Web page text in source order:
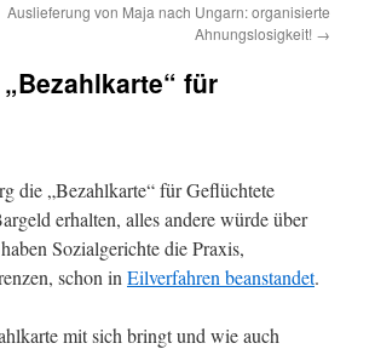
Auslieferung von Maja nach Ungarn: organisierte
Ahnungslosigkeit! →
für
die „Bezahlkarte“ für Geflüchtete
erhalten, alles andere würde über
Sozialgerichte die Praxis,
schon in Eilverfahren beanstandet.
mit sich bringt und wie auch